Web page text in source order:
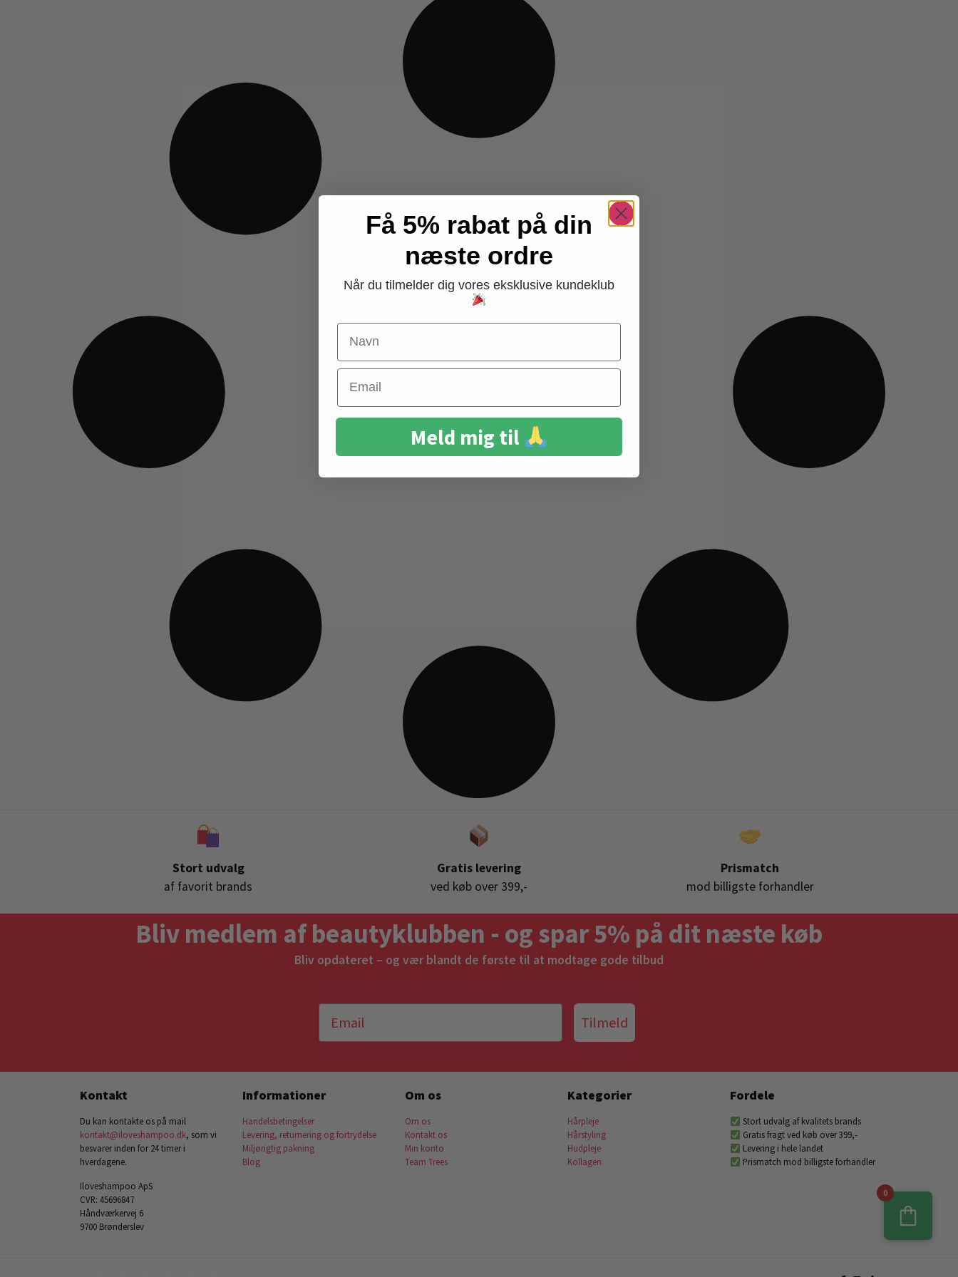
Stort udvalg
af favorit brands
Gratis levering
ved køb over 399,-
Prismatch
mod billigste forhandler
Bliv medlem af beautyklubben - og spar 5% på dit næste køb
Bliv opdateret – og vær blandt de første til at modtage gode tilbud
Tilmeld
Kontakt
Du kan kontakte os på mail
kontakt@iloveshampoo.dk, som vi
besvarer inden for 24 timer i
hverdagene.
Iloveshampoo ApS
CVR: 45696847
Håndværkervej 6
9700 Brønderslev
Informationer
Handelsbetingelser
Levering, returnering og fortrydelse
Miljørigtig pakning
Blog
Om os
Om os
Kontakt os
Min konto
Team Trees
Kategorier
Hårpleje
Hårstyling
Hudpleje
Kollagen
Fordele
Stort udvalg af kvalitets brands
Gratis fragt ved køb over 399,-
Levering i hele landet
Prismatch mod billigste forhandler
0
Få 5% rabat på din
næste ordre
Når du tilmelder dig vores eksklusive kundeklub
Navn
Email
Meld mig til